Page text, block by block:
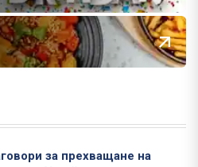
за прехващане на